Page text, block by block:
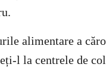
alimentare a
l la centrele de